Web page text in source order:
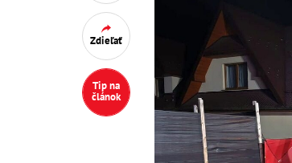
Zdieľať
Tip na
článok